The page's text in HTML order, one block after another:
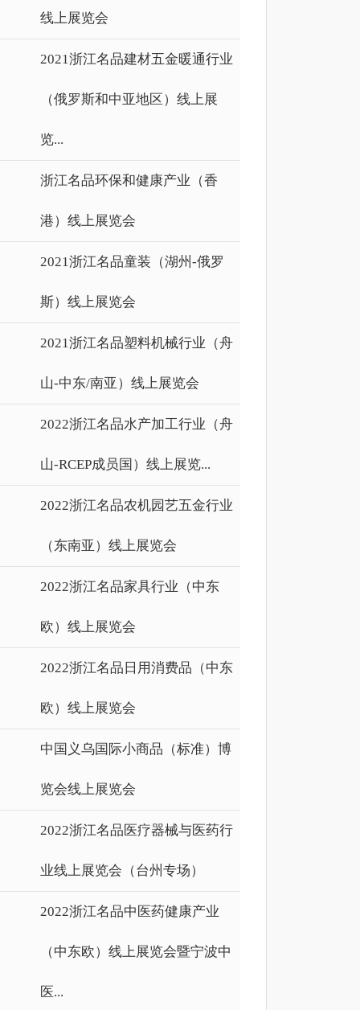
线上展览会
2021浙江名品建材五金暖通行业
（俄罗斯和中亚地区）线上展
览...
浙江名品环保和健康产业（香
港）线上展览会
2021浙江名品童装（湖州-俄罗
斯）线上展览会
2021浙江名品塑料机械行业（舟
山-中东/南亚）线上展览会
2022浙江名品水产加工行业（舟
山-RCEP成员国）线上展览...
2022浙江名品农机园艺五金行业
（东南亚）线上展览会
2022浙江名品家具行业（中东
欧）线上展览会
2022浙江名品日用消费品（中东
欧）线上展览会
中国义乌国际小商品（标准）博
览会线上展览会
2022浙江名品医疗器械与医药行
业线上展览会（台州专场）
2022浙江名品中医药健康产业
（中东欧）线上展览会暨宁波中
医...